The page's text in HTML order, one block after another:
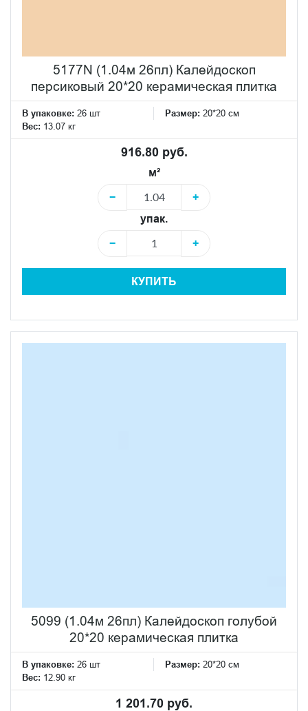
5177N (1.04м 26пл) Калейдоскоп
персиковый 20*20 керамическая плитка
В упаковке: 26 шт Размер: 20*20 см
Вес: 13.07 кг
916.80 руб.
м²
−
+
упак.
−
+
КУПИТЬ
5099 (1.04м 26пл) Калейдоскоп голубой
20*20 керамическая плитка
В упаковке: 26 шт Размер: 20*20 см
Вес: 12.90 кг
1 201.70 руб.